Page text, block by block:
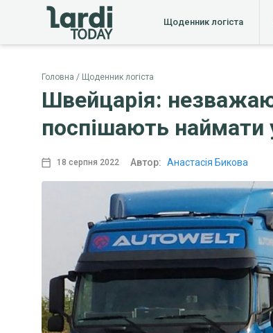
Щоденник логіста
Головна Щоденник логіста
Швейцарія:
поспішають наймати
18 серпня 2022 Автор: Анастасія Бикова